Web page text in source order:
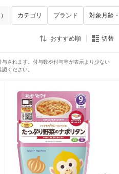
カテゴリ ブランド 対象月齢
おすすめ順 切替
されます。付与数や付与率が表示より少ない
ください。